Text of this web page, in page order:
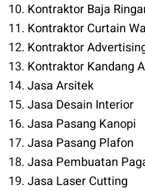
Kontraktor Baja
Kontraktor Curtain
Kontraktor
Kontraktor Kandang
Jasa Arsitek
Jasa Desain Interior
Jasa Pasang Kanopi
Jasa Pasang Plafon
Jasa Pembuatan
Jasa Laser Cutting